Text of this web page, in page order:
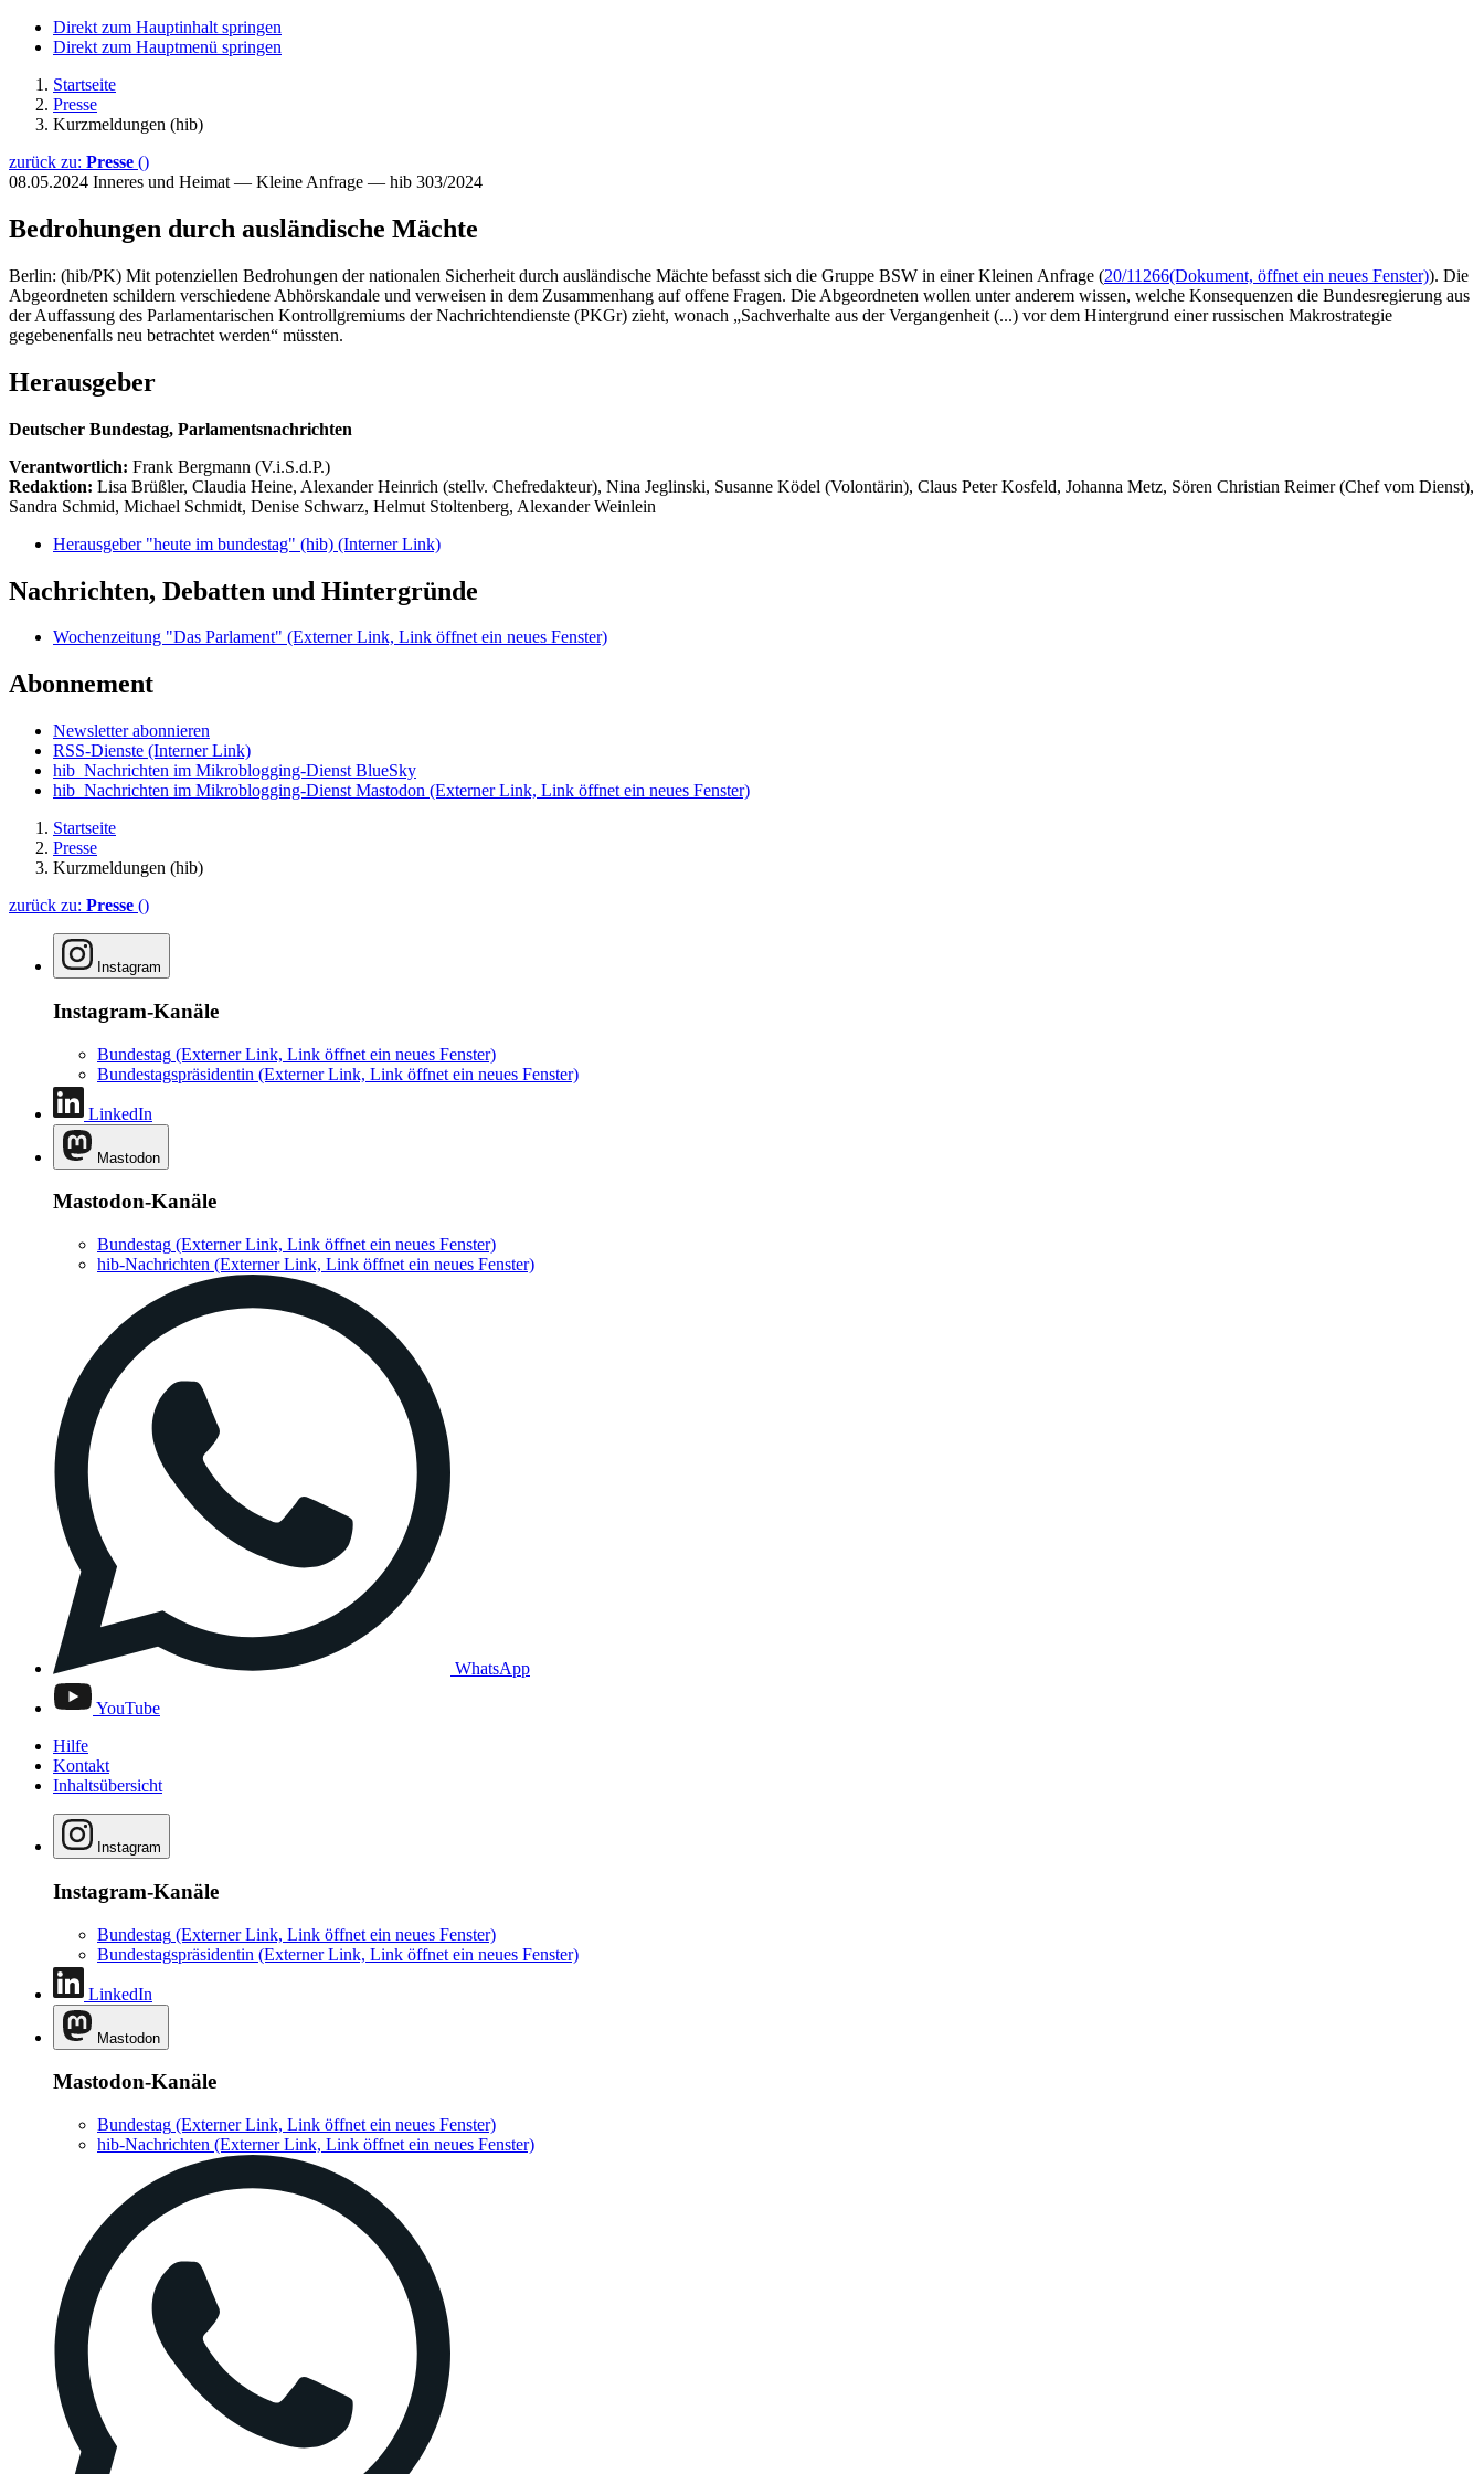
Direkt zum Hauptinhalt springen
Direkt zum Hauptmenü springen
Startseite
Presse
Kurzmeldungen (hib)
zurück zu: Presse ()
08.05.2024 Inneres und Heimat — Kleine Anfrage — hib 303/2024
Bedrohungen durch ausländische Mächte
Berlin: (hib/PK) Mit potenziellen Bedrohungen der nationalen Sicherheit durch ausländische Mächte befasst sich die Gruppe BSW in einer Kleinen Anfrage (20/11266(Dokument, öffnet ein neues Fenster)). Die
Abgeordneten schildern verschiedene Abhörskandale und verweisen in dem Zusammenhang auf offene Fragen. Die Abgeordneten wollen unter anderem wissen, welche Konsequenzen die Bundesregierung aus
der Auffassung des Parlamentarischen Kontrollgremiums der Nachrichtendienste (PKGr) zieht, wonach „Sachverhalte aus der Vergangenheit (...) vor dem Hintergrund einer russischen Makrostrategie
gegebenenfalls neu betrachtet werden“ müssten.
Herausgeber
Deutscher Bundestag, Parlamentsnachrichten
Verantwortlich: Frank Bergmann (V.i.S.d.P.)
Redaktion: Lisa Brüßler, Claudia Heine, Alexander Heinrich (stellv. Chefredakteur), Nina Jeglinski, Susanne Ködel (Volontärin), Claus Peter Kosfeld, Johanna Metz, Sören Christian Reimer (Chef vom Dienst),
Sandra Schmid, Michael Schmidt, Denise Schwarz, Helmut Stoltenberg, Alexander Weinlein
Herausgeber "heute im bundestag" (hib) (Interner Link)
Nachrichten, Debatten und Hintergründe
Wochenzeitung "Das Parlament" (Externer Link, Link öffnet ein neues Fenster)
Abonnement
Newsletter abonnieren
RSS-Dienste (Interner Link)
hib_Nachrichten im Mikroblogging-Dienst BlueSky
hib_Nachrichten im Mikroblogging-Dienst Mastodon (Externer Link, Link öffnet ein neues Fenster)
Startseite
Presse
Kurzmeldungen (hib)
zurück zu: Presse ()
Instagram
Instagram-Kanäle
Bundestag (Externer Link, Link öffnet ein neues Fenster)
Bundestagspräsidentin (Externer Link, Link öffnet ein neues Fenster)
LinkedIn
Mastodon
Mastodon-Kanäle
Bundestag (Externer Link, Link öffnet ein neues Fenster)
hib-Nachrichten (Externer Link, Link öffnet ein neues Fenster)
WhatsApp
YouTube
Hilfe
Kontakt
Inhaltsübersicht
Instagram
Instagram-Kanäle
Bundestag (Externer Link, Link öffnet ein neues Fenster)
Bundestagspräsidentin (Externer Link, Link öffnet ein neues Fenster)
LinkedIn
Mastodon
Mastodon-Kanäle
Bundestag (Externer Link, Link öffnet ein neues Fenster)
hib-Nachrichten (Externer Link, Link öffnet ein neues Fenster)